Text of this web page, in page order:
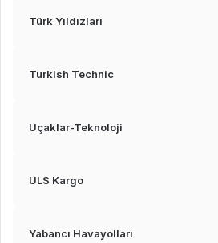
Türk Yıldızları
Turkish Technic
Uçaklar-Teknoloji
ULS Kargo
Yabancı Havayolları